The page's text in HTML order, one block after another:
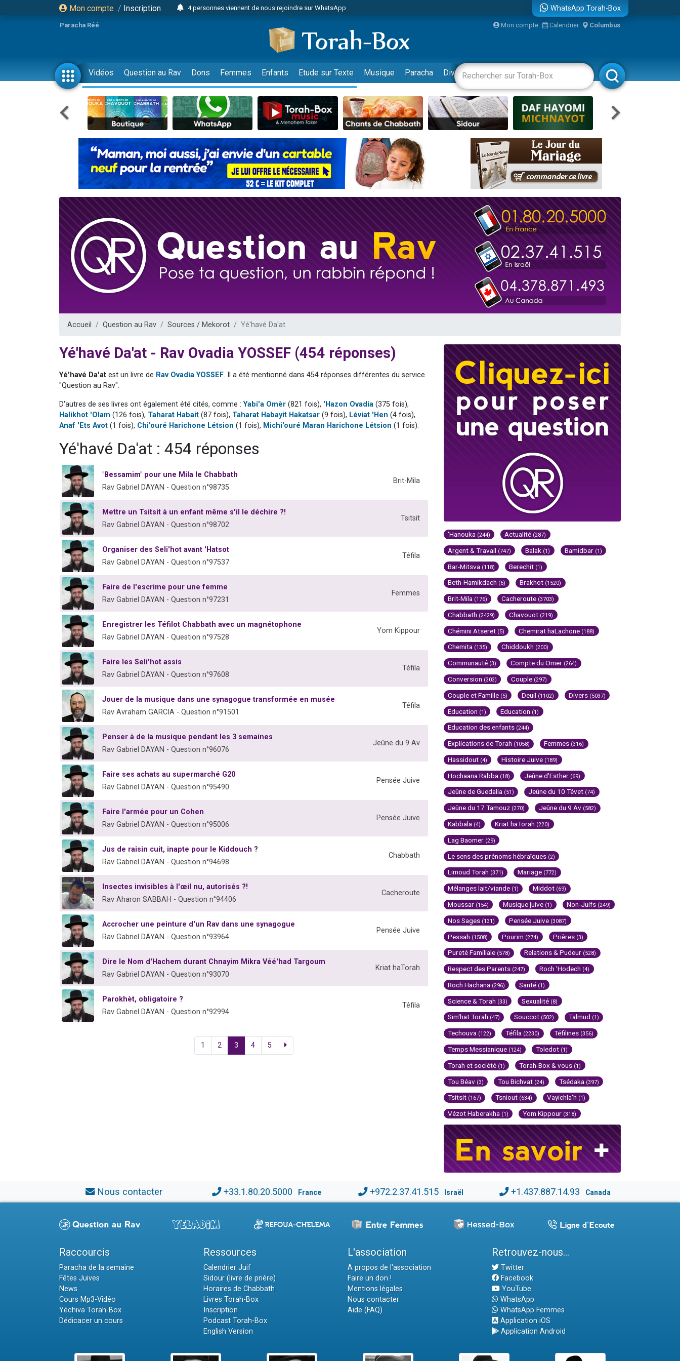
Mon compte / Inscription
4 personnes viennent de nous rejoindre sur WhatsApp
Odaya vient de donner son Maasser
3 personnes viennent de faire un don pour 5 jours de vacances aux Orphelins
3 personnes viennent de faire un don pour Diane, 80 ans, dans un appartement insalubre
13 personnes viennent de demander une bénédiction
2 personnes viennent de nous rejoindre sur WhatsApp
30 personnes viennent de faire un don pour Sauvez la jambe de Yohan
Il reste 49 places pour étudier en groupe sur Zoom
12 nouvelles musiques dans Torah-Box Music
3 personnes viennent de nous rejoindre sur WhatsApp
2 personnes viennent de nous rejoindre sur WhatsApp
3 personnes viennent de nous rejoindre sur WhatsApp
2 nouvelles musiques dans Torah-Box Music
8 personnes viennent de faire un don pour Tsédaka : pauvres d'Israel
Nouvelle émission radio : Visions de grandeur n°104 : Le Chabbath et le Birkat Hamazone à travers le temps
61 personnes viennent de demander une bénédiction
Ariel vient de donner son Maasser
Il reste 49 places pour étudier en groupe sur Zoom
WhatsApp Torah-Box
Paracha Réé Mon compte Calendrier Columbus
Vidéos Question au Rav Dons Femmes Enfants Etude sur Texte Musique Paracha Divertissements Livres Rabbanim
Accueil Question au Rav Sources / Mekorot Yé'havé Da'at
Yé'havé Da'at - Rav Ovadia YOSSEF (454 réponses)
Yé'havé Da'at est un livre de Rav Ovadia YOSSEF. Il a été mentionné dans 454 réponses différentes du service
"Question au Rav".
D'autres de ses livres ont également été cités, comme :Yabi'a Omèr (821 fois), 'Hazon Ovadia (375 fois),
Halikhot 'Olam (126 fois), Taharat Habait (87 fois), Taharat Habayit Hakatsar (9 fois), Léviat 'Hen (4 fois),
Anaf 'Ets Avot (1 fois), Chi'ouré Harichone Létsion (1 fois), Michi'ouré Maran Harichone Létsion (1 fois).
Yé'havé Da'at : 454 réponses
"Bessamim" pour une Mila le Chabbath
Rav Gabriel DAYAN - Question n°98735
Brit-Mila
Mettre un Tsitsit à un enfant même s'il le déchire ?!
Rav Gabriel DAYAN - Question n°98702
Tsitsit
Organiser des Seli'hot avant 'Hatsot
Rav Gabriel DAYAN - Question n°97537
Téfila
Faire de l'escrime pour une femme
Rav Gabriel DAYAN - Question n°97231
Femmes
Enregistrer les Téfilot Chabbath avec un magnétophone
Rav Gabriel DAYAN - Question n°97528
Yom Kippour
Faire les Seli'hot assis
Rav Gabriel DAYAN - Question n°97608
Téfila
Jouer de la musique dans une synagogue transformée en musée
Rav Avraham GARCIA - Question n°91501
Téfila
Penser à de la musique pendant les 3 semaines
Rav Gabriel DAYAN - Question n°96076
Jeûne du 9 Av
Faire ses achats au supermarché G20
Rav Gabriel DAYAN - Question n°95490
Pensée Juive
Faire l'armée pour un Cohen
Rav Gabriel DAYAN - Question n°95006
Pensée Juive
Jus de raisin cuit, inapte pour le Kiddouch ?
Rav Gabriel DAYAN - Question n°94698
Chabbath
Insectes invisibles à l'œil nu, autorisés ?!
Rav Aharon SABBAH - Question n°94406
Cacheroute
Accrocher une peinture d'un Rav dans une synagogue
Rav Gabriel DAYAN - Question n°93964
Pensée Juive
Dire le Nom d'Hachem durant Chnayim Mikra Véé'had Targoum
Rav Gabriel DAYAN - Question n°93070
Kriat haTorah
Parokhèt, obligatoire ?
Rav Gabriel DAYAN - Question n°92994
Téfila
1 2 3 4 5
'Hanouka (244) Actualité (287)
Argent & Travail (747) Balak (1) Bamidbar (1)
Bar-Mitsva (118) Berechit (1)
Beth-Hamikdach (6) Brakhot (1520)
Brit-Mila (176) Cacheroute (3703)
Chabbath (2429) Chavouot (219)
Chémini Atseret (5) Chemirat haLachone (188)
Chemita (135) Chiddoukh (200)
Communauté (3) Compte du Omer (264)
Conversion (303) Couple (297)
Couple et Famille (5) Deuil (1102) Divers (5037)
Education (1) Education (1)
Education des enfants (244)
Explications de Torah (1058) Femmes (316)
Hassidout (4) Histoire Juive (189)
Hochaana Rabba (18) Jeûne d'Esther (69)
Jeûne de Guedalia (51) Jeûne du 10 Tévet (74)
Jeûne du 17 Tamouz (270) Jeûne du 9 Av (582)
Kabbala (4) Kriat haTorah (220)
Lag Baomer (29)
Le sens des prénoms hébraïques (2)
Limoud Torah (371) Mariage (772)
Mélanges lait/viande (1) Middot (69)
Moussar (154) Musique juive (1) Non-Juifs (249)
Nos Sages (131) Pensée Juive (3087)
Pessah (1508) Pourim (274) Prières (3)
Pureté Familiale (578) Relations & Pudeur (528)
Respect des Parents (247) Roch 'Hodech (4)
Roch Hachana (296) Santé (1)
Science & Torah (33) Sexualité (8)
Sim'hat Torah (47) Souccot (502) Talmud (1)
Techouva (122) Téfila (2230) Téfilines (356)
Temps Messianique (124) Toledot (1)
Torah et société (1) Torah-Box & vous (1)
Tou Béav (3) Tou Bichvat (24) Tsédaka (397)
Tsitsit (167) Tsniout (634) Vayichla'h (1)
Vézot Haberakha (1) Yom Kippour (318)
Nous contacter +33.1.80.20.5000 France +972.2.37.41.515 Israël +1.437.887.14.93 Canada
Raccourcis
Paracha de la semaine
Fêtes Juives
News
Cours Mp3-Vidéo
Yéchiva Torah-Box
Dédicacer un cours
Ressources
Calendrier Juif
Sidour (livre de prière)
Horaires de Chabbath
Livres Torah-Box
Inscription
Podcast Torah-Box
English Version
L'association
A propos de l'association
Faire un don !
Mentions légales
Nous contacter
Aide (FAQ)
Retrouvez-nous...
Twitter
Facebook
YouTube
WhatsApp
WhatsApp Femmes
Application iOS
Application Android